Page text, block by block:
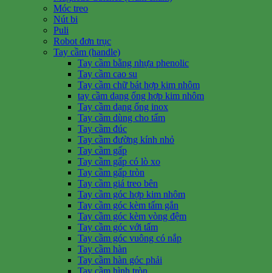
Móc treo
Nút bi
Puli
Robot đơn trục
Tay cầm (handle)
Tay cầm bằng nhựa phenolic
Tay cầm cao su
Tay cầm chữ bát hợp kim nhôm
tay cầm dạng ống hợp kim nhôm
Tay cầm dạng ống inox
Tay cầm dùng cho tấm
Tay cầm đúc
Tay cầm đường kính nhỏ
Tay cầm gấp
Tay cầm gấp có lò xo
Tay cầm gấp tròn
Tay cầm giá treo bên
Tay cầm góc hợp kim nhôm
Tay cầm góc kèm tấm gắn
Tay cầm góc kèm vòng đệm
Tay cầm góc với tấm
Tay cầm góc vuông có nắp
Tay cầm hàn
Tay cầm hàn góc phải
Tay cầm hình tròn